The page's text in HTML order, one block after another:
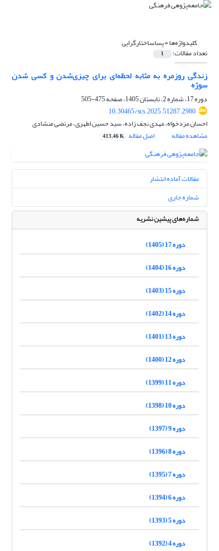
کلیدواژه‌ها =پساساختارگرایی
تعداد مقالات: 1
زندگی روزمره به مثابه لحظه‌ای برای چیزی‌شدن و کسی شدن
سوژه
دوره 17، شماره 2، تابستان 1405، صفحه
475-505
10.30465/scs.2025.51287.2980
احسان مزدخواه، مهدی نجف زاده، سید حسین اطهری، مرتضی منشادی
مشاهده مقاله
اصل مقاله 413.46 K
مقالات آماده انتشار
شماره جاری
شماره‌های پیشین نشریه
دوره 17 (1405)
دوره 16 (1404)
دوره 15 (1403)
دوره 14 (1402)
دوره 13 (1401)
دوره 12 (1400)
دوره 11 (1399)
دوره 10 (1398)
دوره 9 (1397)
دوره 8 (1396)
دوره 7 (1395)
دوره 6 (1394)
دوره 5 (1393)
دوره 4 (1392)